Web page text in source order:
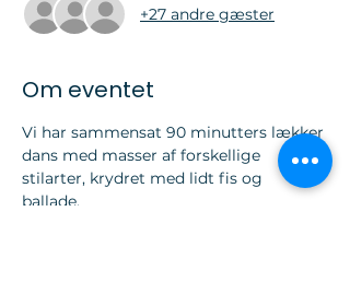
+27 andre gæster
Om eventet
Vi har sammensat 90 minutters lækker
dans med masser af forskellige
stilarter, krydret med lidt fis og
ballade.